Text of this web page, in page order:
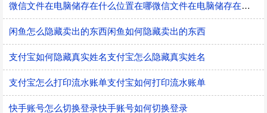
微信文件在电脑储存在什么位置在哪微信文件在电脑储存在什么位置
闲鱼怎么隐藏卖出的东西闲鱼如何隐藏卖出的东西
支付宝如何隐藏真实姓名支付宝怎么隐藏真实姓名
支付宝怎么打印流水账单支付宝如何打印流水账单
快手账号怎么切换登录快手账号如何切换登录